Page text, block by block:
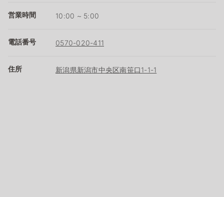
営業時間 10:00 ~ 5:00
電話番号 0570-020-411
住所 新潟県新潟市中央区南笹口1-1-1